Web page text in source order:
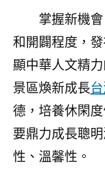
掌握新機
和開闢程度，
顯中華人文精
景區煥新成長
德，培養休閑
要鼎力成長聰
性、溫馨性。